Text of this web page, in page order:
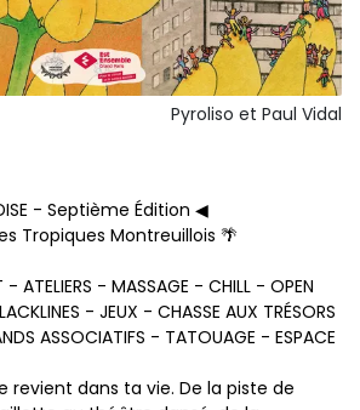
Pyroliso et Paul Vidal
- Septième Édition ◀︎
Tropiques Montreuillois 🌴
ATELIERS - MASSAGE - CHILL - OPEN
- JEUX - CHASSE AUX TRÉSORS
ASSOCIATIFS - TATOUAGE - ESPACE
revient dans ta vie. De la piste de